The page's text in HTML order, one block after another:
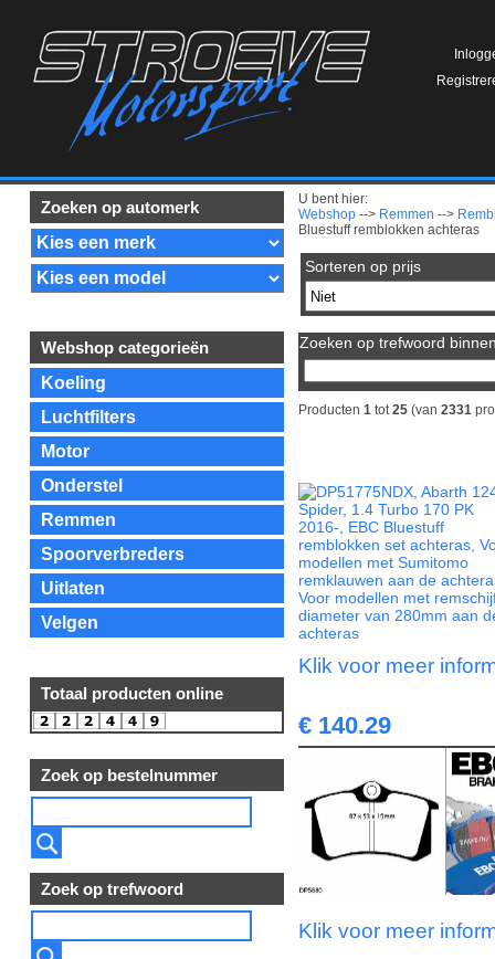
Zoeken op automerk
Webshop categorieën
Koeling
Luchtfilters
Motor
Onderstel
Remmen
Spoorverbreders
Uitlaten
Velgen
Totaal producten online
Zoek op bestelnummer
Zoek op trefwoord
U bent hier:
Webshop --> Remmen -->
Bluestuff remblokken achteras
Sorteren op prijs
Zoeken op trefwoord
Producten 1 tot 25 (van 2331
Klik voor meer
€ 140.29
Klik voor meer